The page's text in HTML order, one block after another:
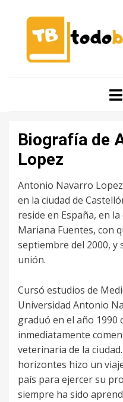
TODO
Biografía de
Lopez
Antonio Navarro
en la ciudad de
reside en España, en
Mariana Fuentes, con
septiembre del 2000, y
unión.
Cursó estudios de
Universidad Antonio
graduó en el año 1990
inmediatamente
veterinaria de la
horizontes hizo un
país para ejercer su
siempre ha sido